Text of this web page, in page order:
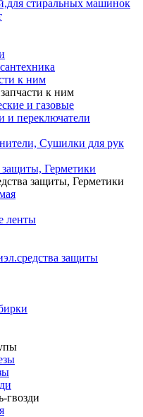
стиральных машинок
к ним
к ним
и газовые
и переключатели
Сушилки для рук
Герметики
защиты, Герметики
ленты
защиты
гвозди